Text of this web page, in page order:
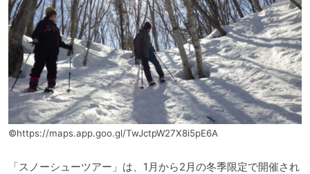
©https://maps.app.goo.gl/TwJctpW27X8i5pE6A
「スノーシューツアー」は、1月から2月の冬季限定で開催され